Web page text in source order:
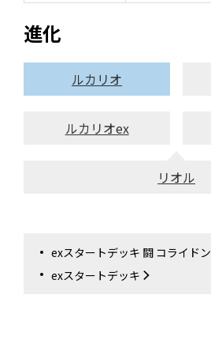
進化
ルカリオ
ルカリオex
リオル
exスタートデッキ 闘 コライドン
exスタートデッキ